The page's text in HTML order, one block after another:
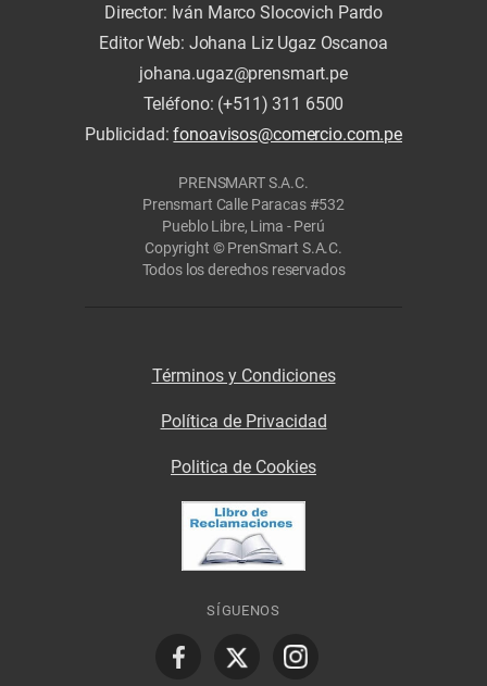
Director: Iván Marco Slocovich Pardo
Editor Web: Johana Liz Ugaz Oscanoa
johana.ugaz@prensmart.pe
Teléfono: (+511) 311 6500
Publicidad:fonoavisos@comercio.com.pe
PRENSMART S.A.C.
Prensmart Calle Paracas #532
Pueblo Libre, Lima - Perú
Copyright © PrenSmart S.A.C.
Todos los derechos reservados
Términos y Condiciones
Política de Privacidad
Politica de Cookies
SÍGUENOS